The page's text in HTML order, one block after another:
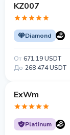
KZ007
Diamond
От 671.19 USDT
До 268 474 USDT
ExWm
Platinum